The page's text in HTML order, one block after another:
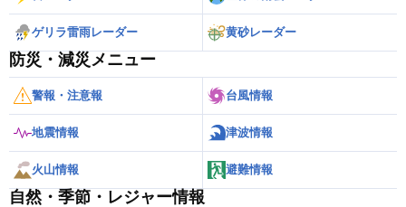
ゲリラ雷雨レーダー 黄砂レーダー
防災・減災メニュー
警報・注意報 台風情報
地震情報 津波情報
火山情報 避難情報
自然・季節・レジャー情報